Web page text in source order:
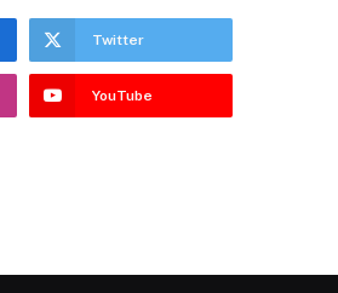
Twitter
YouTube